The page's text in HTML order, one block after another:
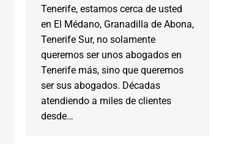
Tenerife, estamos cerca de usted
en El Médano, Granadilla de Abona,
Tenerife Sur, no solamente
queremos ser unos abogados en
Tenerife más, sino que queremos
ser sus abogados. Décadas
atendiendo a miles de clientes
desde…